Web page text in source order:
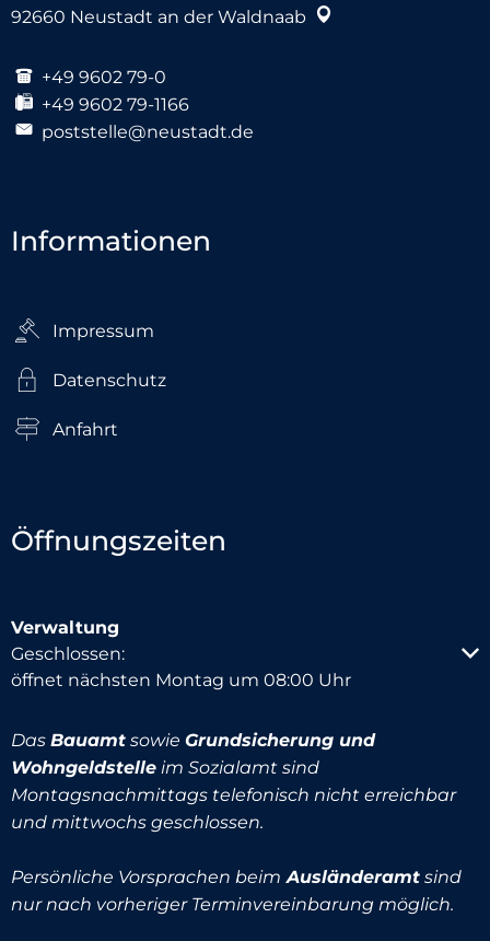
92660 Neustadt an der Waldnaab
+49 9602 79-0
+49 9602 79-1166
poststelle@neustadt.de
Informationen
Impressum
Datenschutz
Anfahrt
Öffnungszeiten
Verwaltung
Klicken, um weitere Öffnungs- oder Schließzeiten
Geschlossen:
öffnet nächsten Montag um 08:00 Uhr
Das Bauamt sowie Grundsicherung und
Wohngeldstelle im Sozialamt sind
Montagsnachmittags telefonisch nicht erreichbar
und mittwochs geschlossen.
Persönliche Vorsprachen beim Ausländeramt sind
nur nach vorheriger Terminvereinbarung möglich.